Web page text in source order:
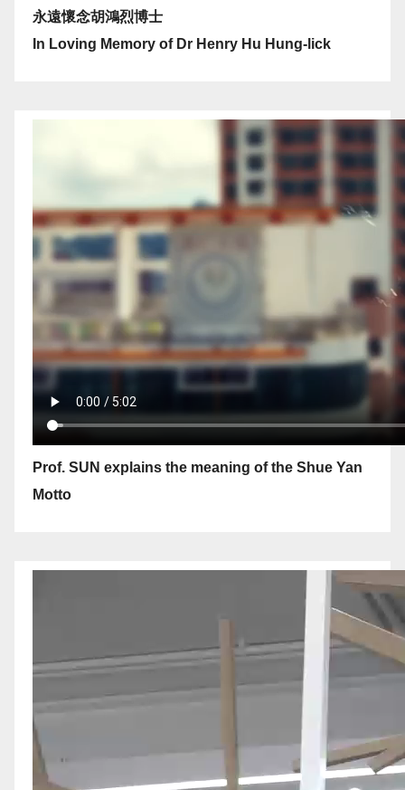
永遠懷念胡鴻烈博士
In Loving Memory of Dr Henry Hu Hung-lick
Prof. SUN explains the meaning of the Shue Yan
Motto